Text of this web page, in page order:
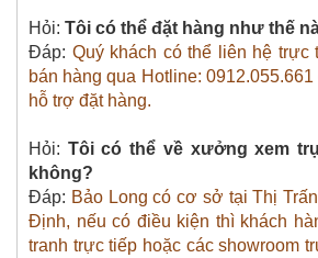
Hỏi: Tôi có thể đặt hàng như thế
Đáp: Quý khách có thể liên hệ trực
bán hàng qua Hotline:
hỗ trợ đặt hàng.
Hỏi: Tôi có thể về xưởng xem
không?
Đáp: Bảo Long có cơ sở tại Thị
Định, nếu có điều kiện thì khách
tranh trực tiếp hoặc các showroom